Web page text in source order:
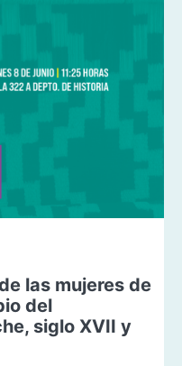
las mujeres de
del
siglo XVII y